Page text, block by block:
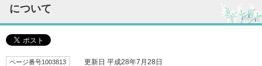
について
ページ番号1003813 更新日 平成28年7月28日